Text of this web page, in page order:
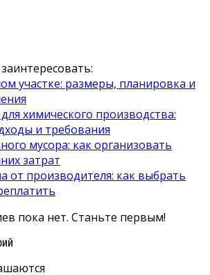
участке: размеры, планировка и
химического производства:
и требования
мусора: как организовать
затрат
от производителя: как выбрать
пока нет. Станьте первым!